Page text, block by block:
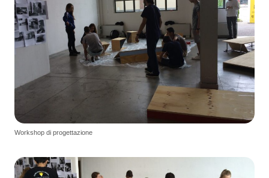
Workshop di progettazione